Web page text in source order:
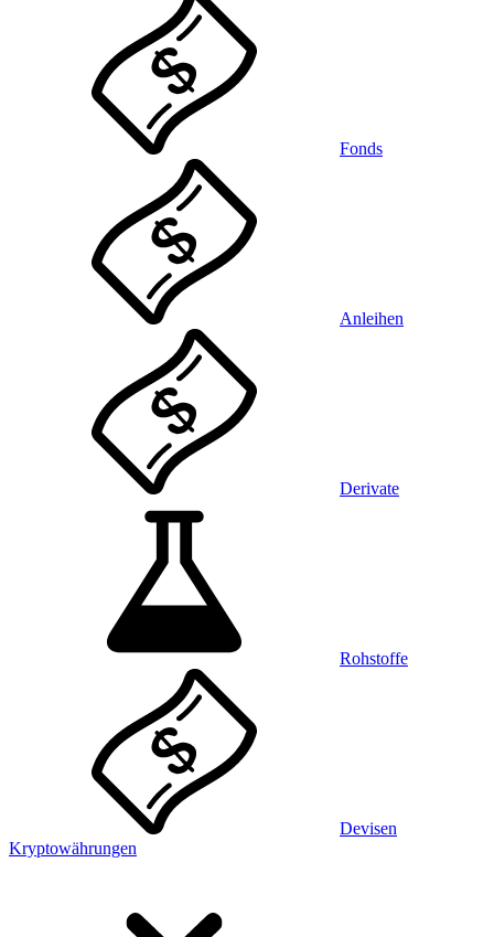
Fonds
Anleihen
Derivate
Rohstoffe
Devisen
Kryptowährungen